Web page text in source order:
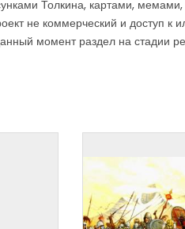
Толкина, картами,
не коммерческий и доступ
момент раздел на стадии